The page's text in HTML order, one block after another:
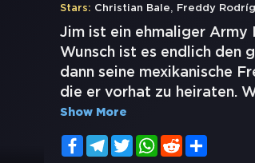
Stars: Christian Bale, Freddy
Jim ist ein ehmaliger Army
Wunsch ist es endlich den
dann seine mexikanische
die er vorhat zu heiraten.
Show More
FacebookTelegramTwitterWhatsApp
Reddit